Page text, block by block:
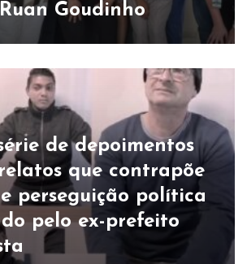
Goudinho
de depoimentos
que contrapõe
perseguição política
pelo ex-prefeito